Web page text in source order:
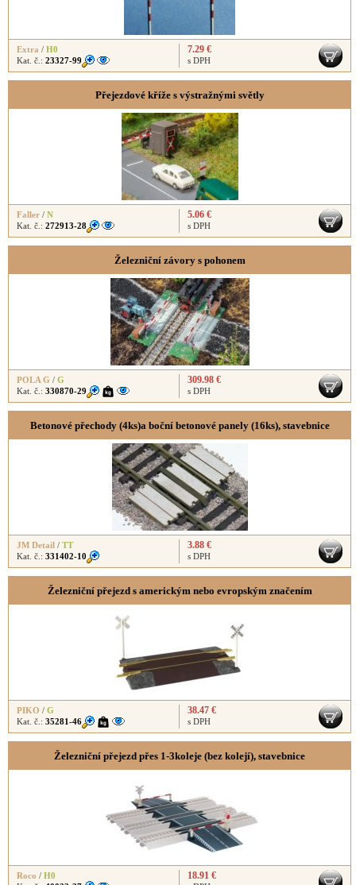
Extra / H0
Kat. č.: 23327-99
7.29 €
s DPH
Přejezdové kříže s výstražnými světly
Faller / N
Kat. č.: 272913-28
5.06 €
s DPH
Železniční závory s pohonem
POLA G / G
Kat. č.: 330870-29
309.98 €
s DPH
Betonové přechody (4ks)a boční betonové panely (16ks), stavebnice
JM Detail / TT
Kat. č.: 331402-10
3.88 €
s DPH
Železniční přejezd s americkým nebo evropským značením
PIKO / G
Kat. č.: 35281-46
38.47 €
s DPH
Železniční přejezd přes 1-3koleje (bez kolejí), stavebnice
Roco / H0
18.91 €